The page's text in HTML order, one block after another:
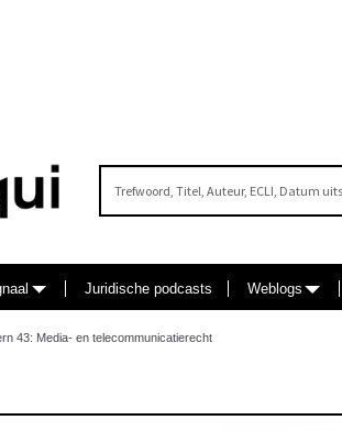
Juridische podcasts Weblogs
43: Media- en telecommunicatierecht